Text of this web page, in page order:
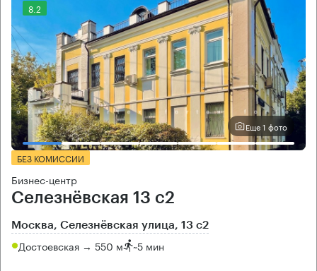
8.2
Еще 1 фото
БЕЗ КОМИССИИ
Бизнес-центр
Селезнёвская 13 с2
Москва, Селезнёвская улица, 13 с2
Достоевская → 550 м ~5 мин